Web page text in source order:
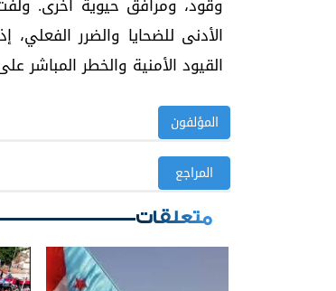
وقود، ومرافق حيوية أخرى.
الأدنى للضحايا والضرر
القيود الأمنية والخطر المباشر
المؤلفون
المراجع
متعلقات